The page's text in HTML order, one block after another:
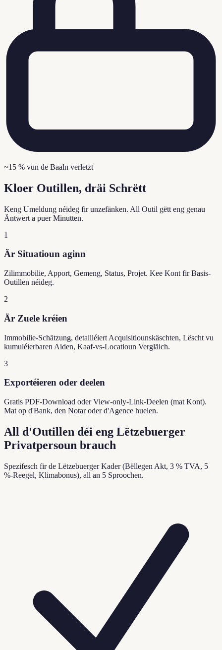
~15 % vun de Baaln verletzt
Kloer Outillen, dräi Schrëtt
Keng Umeldung néideg fir unzefänken. All Outil gëtt eng genau
Äntwert a puer Minutten.
1
Är Situatioun aginn
Zilimmobilie, Apport, Gemeng, Status, Projet. Kee Kont fir Basis-
Outillen néideg.
2
Är Zuele kréien
Immobilie-Schätzung, detailléiert Acquisitiounskäschten, Lëscht vu
kumuléierbaren Aiden, Kaaf-vs-Locatioun Vergläich.
3
Exportéieren oder deelen
Gratis PDF-Download oder View-only-Link-Deelen (mat Kont).
Mat op d'Bank, den Notar oder d'Agence huelen.
All d'Outillen déi eng Lëtzebuerger
Privatpersoun brauch
Spezifesch fir de Lëtzebuerger Kader (Bëllegen Akt, 3 % TVA, 5
%-Reegel, Klimabonus), all an 5 Sproochen.